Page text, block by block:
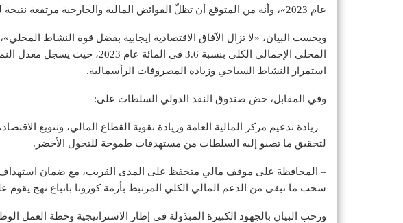
عام 2023»، وأنه من المتوقع أن تظلّ الفوائض المالية والخارجية مرتفعة نتيجة لزيادة أسعار النفط.
وبحسب البيان، «لا تزال الآفاق الاقتصادية إيجابية بفضل قوة النشاط
استمرار النشاط السياحي وزيادة المصروفات الرأسمالية.
وفي المقابل، حض صندوق النقد الدولي السلطات على:
– زيادة تدعيم مركز المالية العامة وزيادة تقوية القطاع المالي، وتنويع
لتحقيق ما تصبو إليه السلطات من مستهدفات طموحة للتحول الأخضر.
– المحافظة على موقف مالي متحفظ على المدى القريب، مع ضمان استهداف
سحب ما تبقى من الدعم المالي الكلي المرتبط بأزمة كورونا باتباع نهج يقوم
ورحب البيان بالجهود الكبيرة المبذولة في إطار الاستراتيجية وخطة العمل